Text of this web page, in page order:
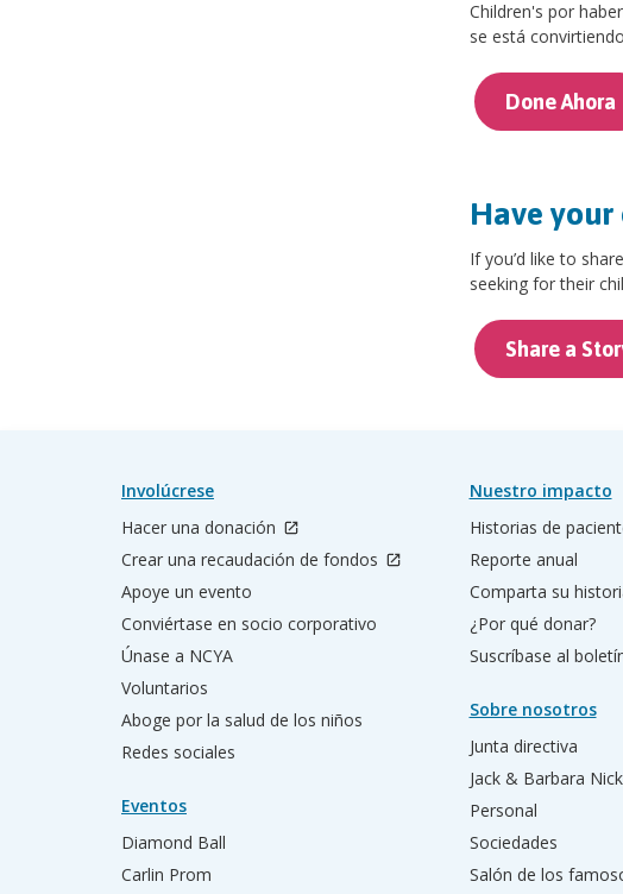
Children's por
se está
Done Ahora
Have your
If you’d like to
seeking for their
Share a
Involúcrese
Hacer una donación
Crear una recaudación de fondos
Apoye un evento
Conviértase en socio corporativo
Únase a NCYA
Voluntarios
Aboge por la salud de los niños
Redes sociales
Eventos
Diamond Ball
Carlin Prom
Nuestro impacto
Historias de
Reporte anual
Comparta su
¿Por qué donar?
Suscríbase al
Sobre nosotros
Junta directiva
Jack & Barbara
Personal
Sociedades
Salón de los